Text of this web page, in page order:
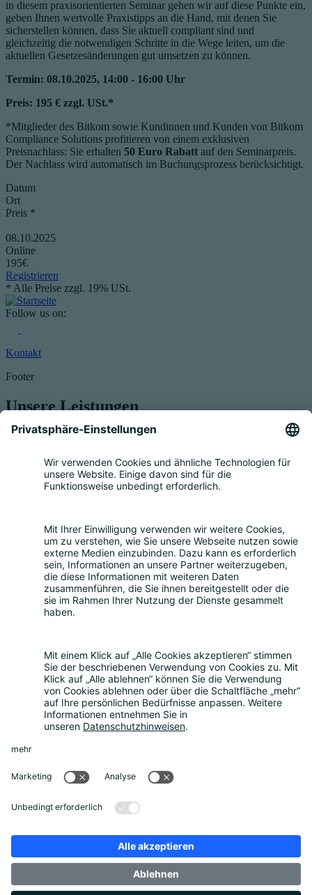
in diesem praxisorientierten Seminar gehen wir auf diese Punkte ein,
geben Ihnen wertvolle Praxistipps an die Hand, mit denen Sie
sicherstellen können, dass Sie aktuell compliant sind und
gleichzeitig die notwendigen Schritte in die Wege leiten, um die
aktuellen Gesetzesänderungen gut umsetzen zu können.
Termin: 08.10.2025, 14:00 - 16:00 Uhr
Preis: 195 € zzgl. USt.*
*Mitglieder des Bitkom sowie Kundinnen und Kunden von Bitkom
Compliance Solutions profitieren von einem exklusiven
Preisnachlass: Sie erhalten 50 Euro Rabatt auf den Seminarpreis.
Der Nachlass wird automatisch im Buchungsprozess berücksichtigt.
Datum
Ort
Preis *
08.10.2025
Online
195€
Registrieren
* Alle Preise zzgl. 19% USt.
Follow us on:
Kontakt
Footer
Unsere Leistungen
Service für Elektrogeräte
Mengenmeldung
Entsorgung
Beratung
Handelsrücknahme
Service für Batterien
Service für Verpackungen
Fragen und Antworten
FAQ
Kostenrechner
Downloads
Mediathek
Aktuelles und Termine
News
Über uns
Unternehmen
Unser Beirat
Impressum
Unternehmensbroschüre
Footer Links